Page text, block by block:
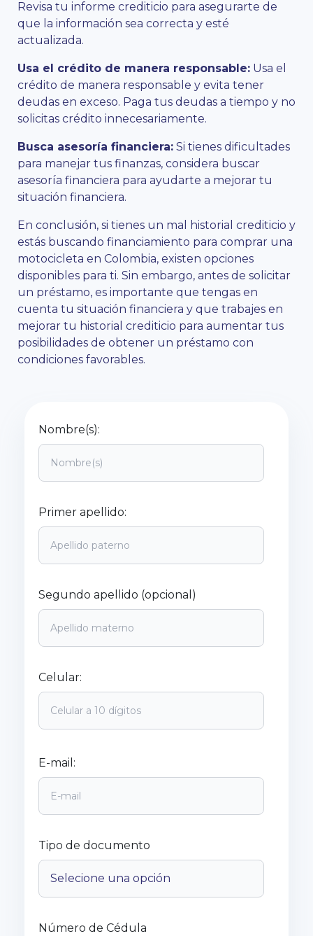
Revisa tu informe crediticio para asegurarte de
que la información sea correcta y esté
actualizada.
Usa el crédito de manera responsable: Usa el
crédito de manera responsable y evita tener
deudas en exceso. Paga tus deudas a tiempo y no
solicitas crédito innecesariamente.
Busca asesoría financiera: Si tienes dificultades
para manejar tus finanzas, considera buscar
asesoría financiera para ayudarte a mejorar tu
situación financiera.
En conclusión, si tienes un mal historial crediticio y
estás buscando financiamiento para comprar una
motocicleta en Colombia, existen opciones
disponibles para ti. Sin embargo, antes de solicitar
un préstamo, es importante que tengas en
cuenta tu situación financiera y que trabajes en
mejorar tu historial crediticio para aumentar tus
posibilidades de obtener un préstamo con
condiciones favorables.
Nombre(s):
Primer apellido:
Segundo apellido (opcional)
Celular:
E-mail:
Tipo de documento
Número de Cédula